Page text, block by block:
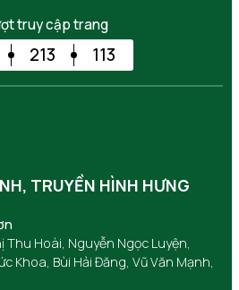
truy cập trang
213 113
TRUYỀN HÌNH HƯNG
Thu Hoài, Nguyễn Ngọc Luyện,
Khoa, Bùi Hải Đăng, Vũ Văn Mạnh,